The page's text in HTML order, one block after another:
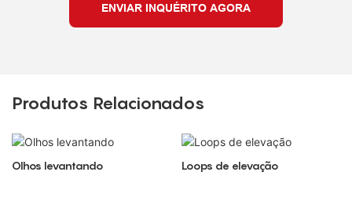
ENVIAR INQUÉRITO AGORA
Produtos Relacionados
Olhos levantando
Loops de elevação